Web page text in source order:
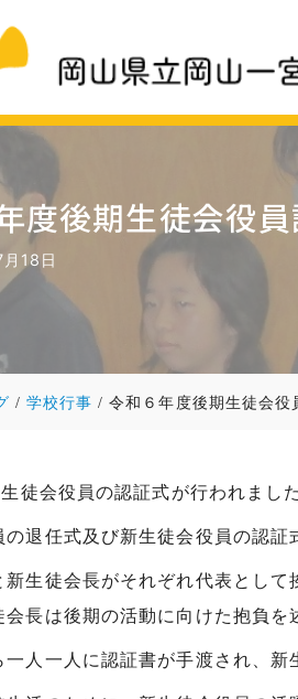
度後期生徒会役
18日
学校行事 令和６年度後期生徒会役
徒会役員の認証式が行われまし
の退任式及び新生徒会役員の認
新生徒会長がそれぞれ代表とし
会長は後期の活動に向けた抱負を
一人一人に認証書が手渡され、